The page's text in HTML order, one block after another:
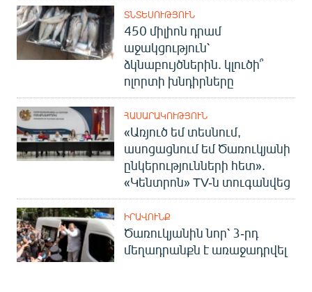
ՏՆՏԵՍՈՒԹՅՈՒՆ
450 միլիոն դրամ
աջակցություն՝
ձկնաբույծներին. կլուծի՞
ոլորտի խնդիրները
ՀԱՍԱՐԱԿՈՒԹՅՈՒՆ
«Առյուծ եմ տեսնում,
ասոցացնում եմ Ծառուկյանի
ընկերությունների հետ».
«Կենտրոն» TV-ն տուգանվեց
ԻՐԱՎՈՒՆՔ
Ծառուկյանին նոր՝ 3-րդ
մեղադրանքն է առաջադրվել